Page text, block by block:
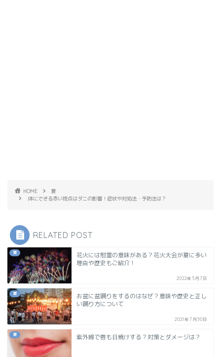
HOME
夏
体にできる赤い斑点はダニの影響！症状や対処法・予防法は？
RELATED POST
夏
花火には慰霊の意味がある？花火大会が夏に多い
理由や歴史もご紹介！
2022年5月7日
夏
お盆に盆踊りをするのはなぜ？意味や歴史と正し
い踊り方について
2021年7月30日
夏 紫外線で唇も日焼けする？対策とダメージは？